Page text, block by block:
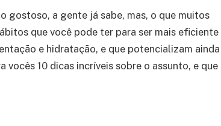
gostoso, a gente já sabe, mas, o que muitos
que você pode ter para ser mais eficiente
e hidratação, e que potencializam ainda
vocês 10 dicas incríveis sobre o assunto, e que